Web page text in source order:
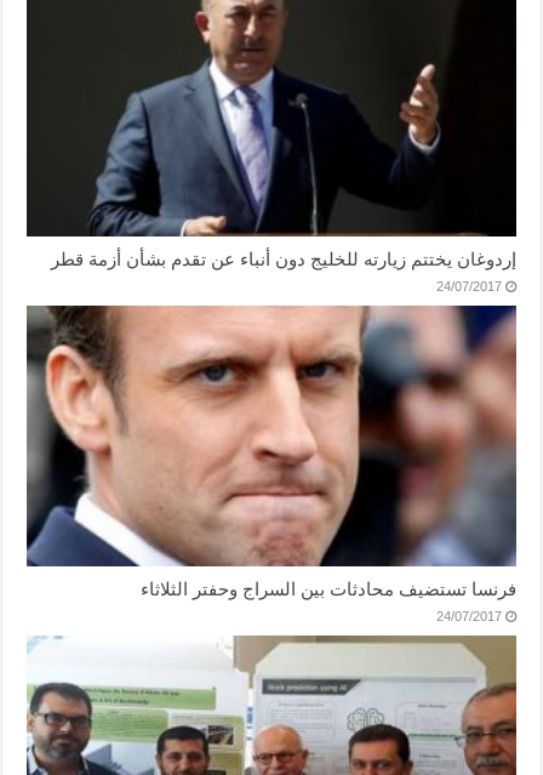
إردوغان يختتم زيارته للخليج دون أنباء عن تقدم بشأن أزمة قطر
24/07/2017
فرنسا تستضيف محادثات بين السراج وحفتر الثلاثاء
24/07/2017